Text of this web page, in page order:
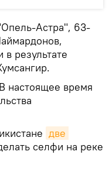
Астра", 63-
результате
настоящее время
две
селфи на реке